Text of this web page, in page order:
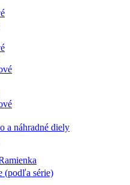
a náhradné diely
(podľa série)